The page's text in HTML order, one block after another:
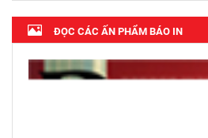
ĐỌC CÁC ẤN PHẨM BÁO IN